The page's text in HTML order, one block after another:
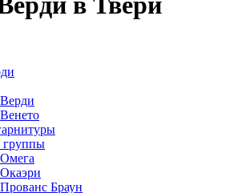
группы
Браун